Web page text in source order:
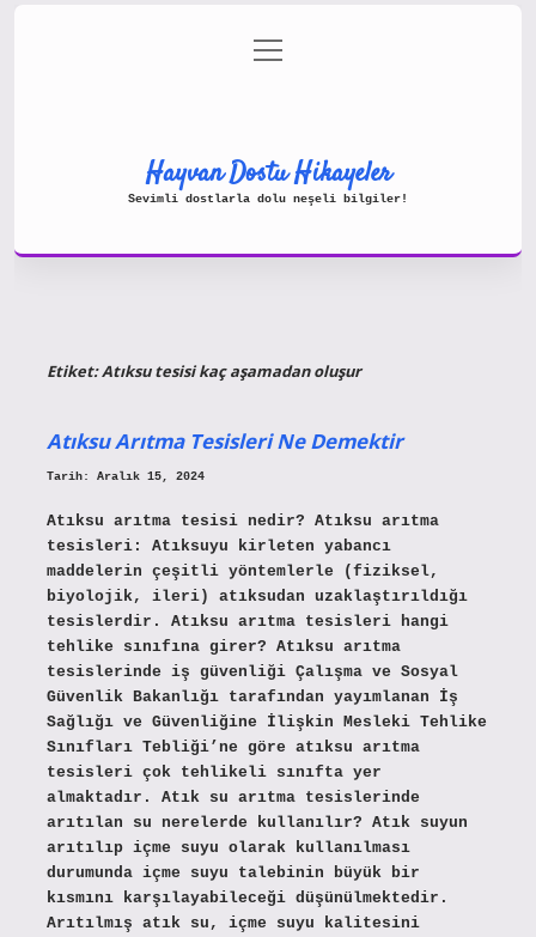
Gizlilik Politikası
menüyü
aç
Hayvan Dostu Hikayeler
Sevimli dostlarla dolu neşeli bilgiler!
Etiket:Atıksu tesisi kaç aşamadan oluşur
Atıksu Arıtma Tesisleri Ne Demektir
Tarih: Aralık 15, 2024
Atıksu arıtma tesisi nedir? Atıksu arıtma
tesisleri: Atıksuyu kirleten yabancı
maddelerin çeşitli yöntemlerle (fiziksel,
biyolojik, ileri) atıksudan uzaklaştırıldığı
tesislerdir. Atıksu arıtma tesisleri hangi
tehlike sınıfına girer? Atıksu arıtma
tesislerinde iş güvenliği Çalışma ve Sosyal
Güvenlik Bakanlığı tarafından yayımlanan İş
Sağlığı ve Güvenliğine İlişkin Mesleki Tehlike
Sınıfları Tebliği’ne göre atıksu arıtma
tesisleri çok tehlikeli sınıfta yer
almaktadır. Atık su arıtma tesislerinde
arıtılan su nerelerde kullanılır? Atık suyun
arıtılıp içme suyu olarak kullanılması
durumunda içme suyu talebinin büyük bir
kısmını karşılayabileceği düşünülmektedir.
Arıtılmış atık su, içme suyu kalitesini